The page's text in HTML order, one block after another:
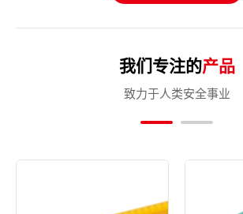
我们专注的产品
致力于人类安全事业